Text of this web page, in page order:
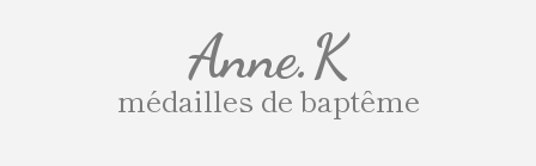
Anne.K
médailles de baptême